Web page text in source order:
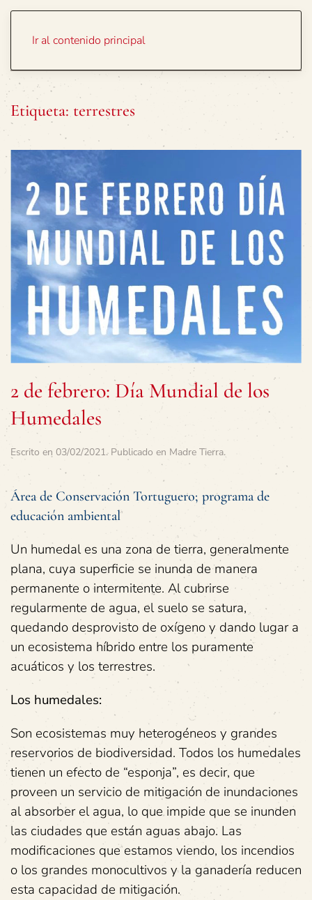
Ir al contenido principal
Etiqueta: terrestres
2 de febrero: Día Mundial de los
Humedales
Escrito en 03/02/2021. Publicado en Madre Tierra.
Área de Conservación Tortuguero; programa de
educación ambiental
Un humedal es una zona de tierra, generalmente
plana, cuya superficie se inunda de manera
permanente o intermitente. Al cubrirse
regularmente de agua, el suelo se satura,
quedando desprovisto de oxígeno y dando lugar a
un ecosistema híbrido entre los puramente
acuáticos y los terrestres.
Los humedales:
Son ecosistemas muy heterogéneos y grandes
reservorios de biodiversidad. Todos los humedales
tienen un efecto de “esponja”, es decir, que
proveen un servicio de mitigación de inundaciones
al absorber el agua, lo que impide que se inunden
las ciudades que están aguas abajo. Las
modificaciones que estamos viendo, los incendios
o los grandes monocultivos y la ganadería reducen
esta capacidad de mitigación.